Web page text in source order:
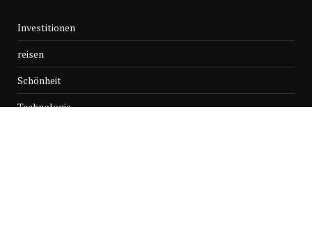
Investitionen
reisen
Schönheit
Technologie